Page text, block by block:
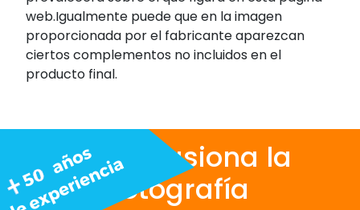
web.Igualmente puede que en la imagen
proporcionada por el fabricante aparezcan
ciertos complementos no incluidos en el
producto final.
Nos apasiona la
fotografía